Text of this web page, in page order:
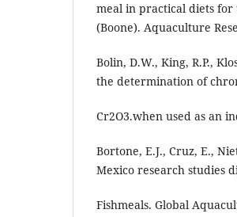
meal in practical diets
(Boone). Aquaculture
Bolin, D.W., King, R.P.,
the determination of
Cr2O3.when used as an
Bortone, E.J., Cruz, E.,
Mexico research studies
Fishmeals. Global